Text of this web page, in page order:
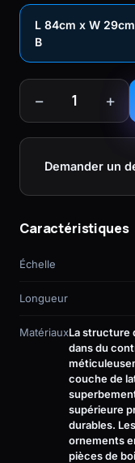
L 84cm x W 29cm x H 73 cm · Vernis · Qualité
B
− 1 +
Demander un
Caractéristiques
Échelle
Longueur
MatériauxLa structure
dans du
couche de
supérieure
durables.
ornements
pièces de